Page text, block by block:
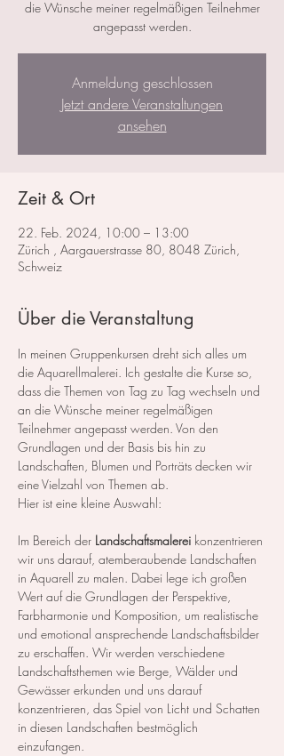
die Wünsche meiner regelmäßigen Teilnehmer
angepasst werden.
Anmeldung geschlossen
Jetzt andere Veranstaltungen
ansehen
Zeit & Ort
22. Feb. 2024, 10:00 – 13:00
Zürich , Aargauerstrasse 80, 8048 Zürich,
Schweiz
Über die Veranstaltung
In meinen Gruppenkursen dreht sich alles um
die Aquarellmalerei. Ich gestalte die Kurse so,
dass die Themen von Tag zu Tag wechseln und
an die Wünsche meiner regelmäßigen
Teilnehmer angepasst werden. Von den
Grundlagen und der Basis bis hin zu
Landschaften, Blumen und Porträts decken wir
eine Vielzahl von Themen ab.
Hier ist eine kleine Auswahl:
Im Bereich der Landschaftsmalerei konzentrieren
wir uns darauf, atemberaubende Landschaften
in Aquarell zu malen. Dabei lege ich großen
Wert auf die Grundlagen der Perspektive,
Farbharmonie und Komposition, um realistische
und emotional ansprechende Landschaftsbilder
zu erschaffen. Wir werden verschiedene
Landschaftsthemen wie Berge, Wälder und
Gewässer erkunden und uns darauf
konzentrieren, das Spiel von Licht und Schatten
in diesen Landschaften bestmöglich
einzufangen.